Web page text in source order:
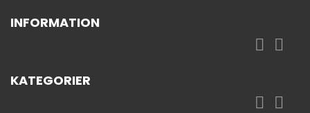
INFORMATION
 
KATEGORIER
 